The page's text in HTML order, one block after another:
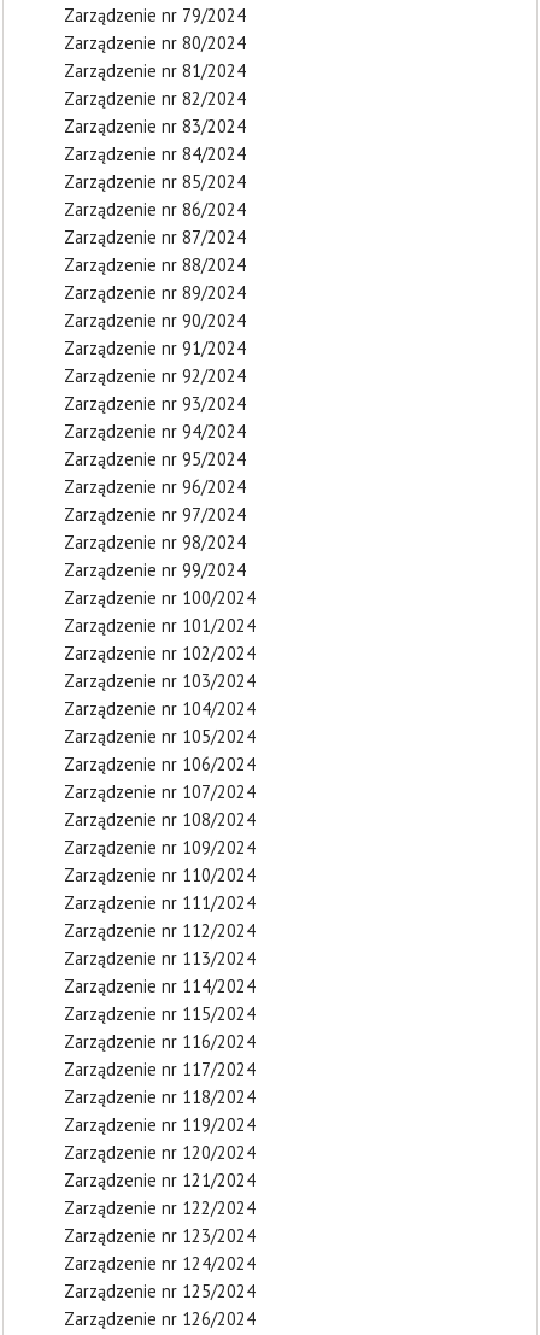
Zarządzenie nr 79/2024
Zarządzenie nr 80/2024
Zarządzenie nr 81/2024
Zarządzenie nr 82/2024
Zarządzenie nr 83/2024
Zarządzenie nr 84/2024
Zarządzenie nr 85/2024
Zarządzenie nr 86/2024
Zarządzenie nr 87/2024
Zarządzenie nr 88/2024
Zarządzenie nr 89/2024
Zarządzenie nr 90/2024
Zarządzenie nr 91/2024
Zarządzenie nr 92/2024
Zarządzenie nr 93/2024
Zarządzenie nr 94/2024
Zarządzenie nr 95/2024
Zarządzenie nr 96/2024
Zarządzenie nr 97/2024
Zarządzenie nr 98/2024
Zarządzenie nr 99/2024
Zarządzenie nr 100/2024
Zarządzenie nr 101/2024
Zarządzenie nr 102/2024
Zarządzenie nr 103/2024
Zarządzenie nr 104/2024
Zarządzenie nr 105/2024
Zarządzenie nr 106/2024
Zarządzenie nr 107/2024
Zarządzenie nr 108/2024
Zarządzenie nr 109/2024
Zarządzenie nr 110/2024
Zarządzenie nr 111/2024
Zarządzenie nr 112/2024
Zarządzenie nr 113/2024
Zarządzenie nr 114/2024
Zarządzenie nr 115/2024
Zarządzenie nr 116/2024
Zarządzenie nr 117/2024
Zarządzenie nr 118/2024
Zarządzenie nr 119/2024
Zarządzenie nr 120/2024
Zarządzenie nr 121/2024
Zarządzenie nr 122/2024
Zarządzenie nr 123/2024
Zarządzenie nr 124/2024
Zarządzenie nr 125/2024
Zarządzenie nr 126/2024